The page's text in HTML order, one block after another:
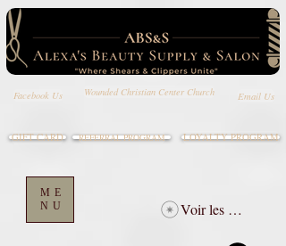
Facebook Us Wounded Christian Center Church Email Us
ME
NU
LOYALTY PROGRAM
GIFT CARD REFERRAL PROGRAM
Voir les points